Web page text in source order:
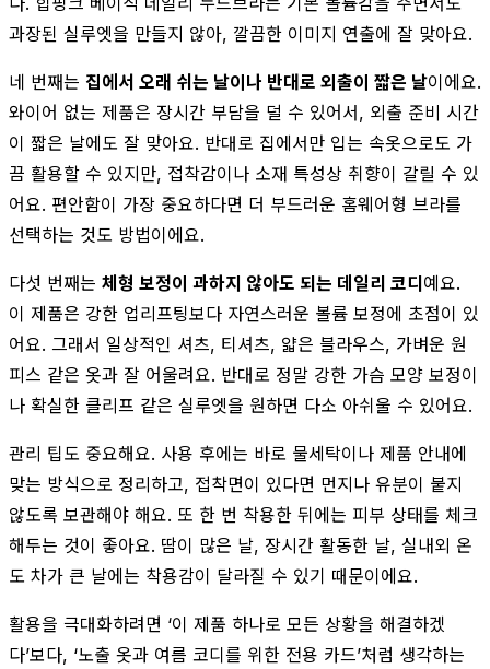
과장된 실루엣을 만들지 않아, 깔끔한 이미지 연출에 잘 맞아요.
네 번째는 집에서 오래 쉬는 날이나 반대로 외출이 짧은 날이에요.
와이어 없는 제품은 장시간 부담을 덜 수 있어서, 외출 준비 시간
이 짧은 날에도 잘 맞아요. 반대로 집에서만 입는 속옷으로도 가
끔 활용할 수 있지만, 접착감이나 소재 특성상 취향이 갈릴 수 있
어요. 편안함이 가장 중요하다면 더 부드러운 홈웨어형 브라를
선택하는 것도 방법이에요.
다섯 번째는 체형 보정이 과하지 않아도 되는 데일리 코디예요.
이 제품은 강한 업리프팅보다 자연스러운 볼륨 보정에 초점이 있
어요. 그래서 일상적인 셔츠, 티셔츠, 얇은 블라우스, 가벼운 원
피스 같은 옷과 잘 어울려요. 반대로 정말 강한 가슴 모양 보정이
나 확실한 클리프 같은 실루엣을 원하면 다소 아쉬울 수 있어요.
관리 팁도 중요해요. 사용 후에는 바로 물세탁이나 제품 안내에
맞는 방식으로 정리하고, 접착면이 있다면 먼지나 유분이 붙지
않도록 보관해야 해요. 또 한 번 착용한 뒤에는 피부 상태를 체크
해두는 것이 좋아요. 땀이 많은 날, 장시간 활동한 날, 실내외 온
도 차가 큰 날에는 착용감이 달라질 수 있기 때문이에요.
활용을 극대화하려면 ‘이 제품 하나로 모든 상황을 해결하겠
다’보다, ‘노출 옷과 여름 코디를 위한 전용 카드’처럼 생각하는